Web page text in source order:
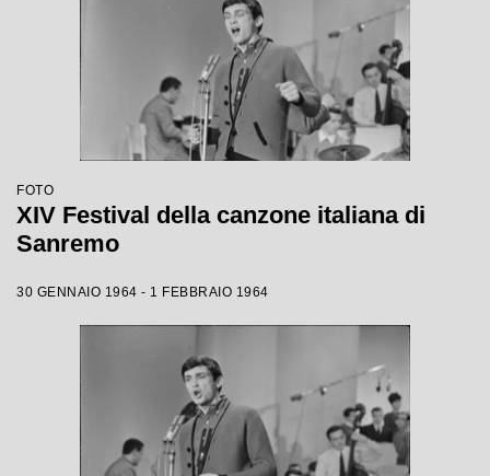
FOTO
XIV Festival della canzone italiana di
Sanremo
30 GENNAIO 1964 - 1 FEBBRAIO 1964